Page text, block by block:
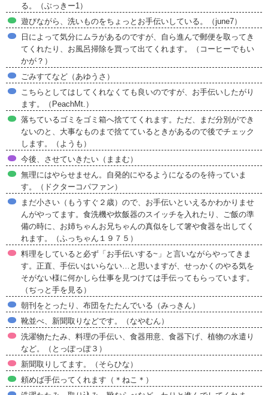
る。（ぶっきー1）
遊びながら、洗いものをちょっとお手伝いしている。（june7）
日によって気分にムラがあるのですが、自ら進んで郵便を取ってき
てくれたり、お風呂掃除を買って出てくれます。（コーヒーでもい
かが？）
ごみすてなど（あゆうさ）
こちらとしてはしてくれなくても良いのですが、お手伝いしたがり
ます。（PeachMt.）
落ちているゴミをゴミ箱へ捨ててくれます。ただ、まだ分別ができ
ないのと、大事なものまで捨てているときがあるので後でチェック
します。（ようも）
今後、させていきたい（ままむ）
無理にはやらせません。自発的にやるようになるのを待っていま
す。（ドクターコパファン）
まだ小さい（もうすぐ２歳）ので、お手伝いといえるかわかりませ
んがやってます。食洗機や炊飯器のスイッチを入れたり、ご飯の準
備の時に、お姉ちゃんお兄ちゃんの真似をして箸や食器を出してく
れます。（ふっちゃん１９７５）
料理をしていると必ず「お手伝いする~」と言いながらやってきま
す。正直、手伝いはいらない…と思いますが、せっかくのやる気を
そがない様に何かしら仕事を見つけては手伝ってもらっています。
（ぢっと手を見る）
朝刊をとったり、布団をたたんでいる（みっきん）
靴並べ、新聞取りなどです。（なやむん）
洗濯物たたみ、料理の手伝い、食器用意、食器下げ、植物の水遣り
など。（とっぽっぽ３）
新聞取りしてます。（そらひな）
頼めば手伝ってくれます（＊ねこ＊）